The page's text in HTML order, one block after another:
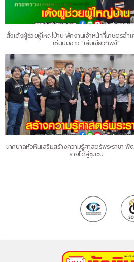
สั่งเด้งผู้ช่วยผู้ใหญ่บ้าน พักงานเจ้าหน้าที่เกษตรอำเ
เซ่นปมฉาว “เล่มเขียวทิพย์”
เทศบาลหัวหินเสริมสร้างความรู้ศาสตร์พระราชา พั
รายได้สู่ชุมชน